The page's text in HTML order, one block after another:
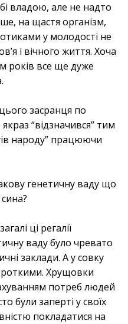
владою, але не надто
на щастя організм,
у молодості не
і вічного життя. Хоча
років все ще дуже
засранця по
“відзначився” тим
народу” працюючи
генетичну ваду що
ці регалії
ваду було чревато
заклади. А у совку
Хрущовки
потреб людей
були заперті у своїх
покладатися на